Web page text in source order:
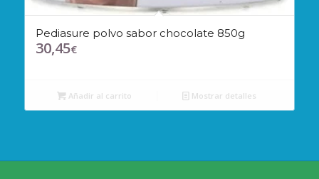
Pediasure polvo sabor chocolate 850g
30,45€
Añadir al carrito Mostrar detalles